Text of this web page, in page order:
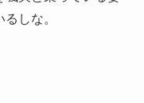
しな。